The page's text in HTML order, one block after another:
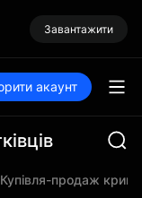
Завантажити
акаунт
Купівля-продаж